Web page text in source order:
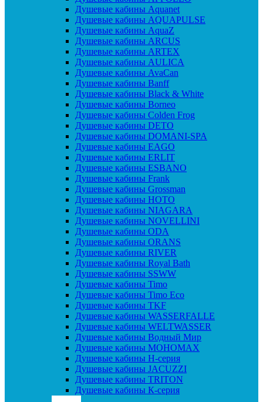
Душевые кабины Aquanet
Душевые кабины AQUAPULSE
Душевые кабины AquaZ
Душевые кабины ARCUS
Душевые кабины ARTEX
Душевые кабины AULICA
Душевые кабины AvaCan
Душевые кабины Banff
Душевые кабины Black & White
Душевые кабины Borneo
Душевые кабины Colden Frog
Душевые кабины DETO
Душевые кабины DOMANI-SPA
Душевые кабины EAGO
Душевые кабины ERLIT
Душевые кабины ESBANO
Душевые кабины Frank
Душевые кабины Grossman
Душевые кабины HOTO
Душевые кабины NIAGARA
Душевые кабины NOVELLINI
Душевые кабины ODA
Душевые кабины ORANS
Душевые кабины RIVER
Душевые кабины Royal Bath
Душевые кабины SSWW
Душевые кабины Timo
Душевые кабины Timo Eco
Душевые кабины TKF
Душевые кабины WASSERFALLE
Душевые кабины WELTWASSER
Душевые кабины Водный Мир
Душевые кабины МОНОМАХ
Душевые кабины H-серия
Душевые кабины JACUZZI
Душевые кабины TRITON
Душевые кабины К-серия